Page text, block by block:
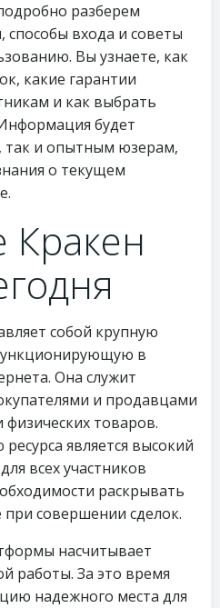
разберем
входа и советы
Вы узнаете, как
какие гарантии
и как выбрать
будет
так и опытным юзерам,
о текущем
Кракен
собой крупную
в
Она служит
и продавцами
товаров.
является высокий
всех участников
раскрывать
совершении сделок.
насчитывает
работы. За это время
надежного места для